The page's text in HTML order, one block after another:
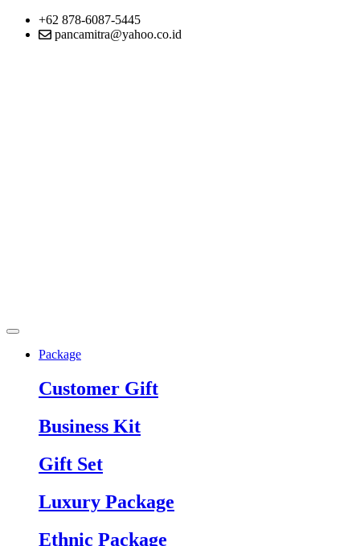
+62 878-6087-5445
pancamitra@yahoo.co.id
Package
Customer Gift
Business Kit
Gift Set
Luxury Package
Ethnic Package